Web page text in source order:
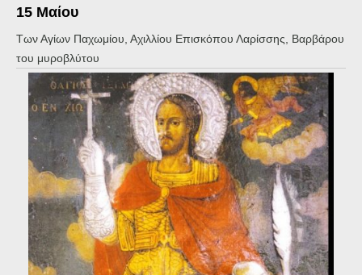
15 Μαίου
Των Αγίων Παχωμίου, Αχιλλίου Επισκόπου Λαρίσσης, Βαρβάρου
του μυροβλύτου